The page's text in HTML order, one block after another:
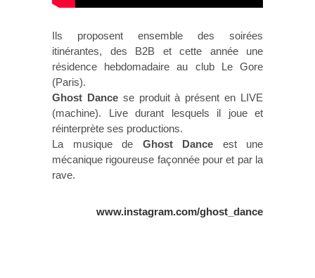
Ils proposent ensemble des soirées
itinérantes, des B2B et cette année une
résidence hebdomadaire au club Le Gore
(Paris).
Ghost Dance se produit à présent en LIVE
(machine). Live durant lesquels il joue et
réinterprète ses productions.
La musique de Ghost Dance est une
mécanique rigoureuse façonnée pour et par la
rave.
www.instagram.com/ghost_dance